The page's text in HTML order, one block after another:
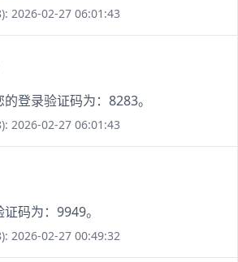
2026-02-27 06:01:43
的登录验证码为：8283。
2026-02-27 06:01:43
码为：9949。
2026-02-27 00:49:32